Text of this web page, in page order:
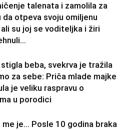
talenata i zamolila za
da otpeva svoju omiljenu
su joj se voditeljka i žiri
stigla beba, svekrva je tražila
za sebe: Priča mlade majke
je veliku raspravu o
u porodici
me je… Posle 10 godina braka